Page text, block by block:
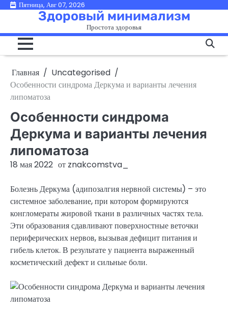
ПерейтиПятница, Авг 07, 2026
Здоровый минимализм
Простота здоровья
Главная
Uncategorised
Особенности синдрома Деркума и варианты лечения
липоматоза
Особенности синдрома
Деркума и варианты лечения
липоматоза
18 мая 2022 от znakcomstva_
Болезнь Деркума (адипозалгия нервной системы) – это
системное заболевание, при котором формируются
конгломераты жировой ткани в различных частях тела.
Эти образования сдавливают поверхностные веточки
периферических нервов, вызывая дефицит питания и
гибель клеток. В результате у пациента выраженный
косметический дефект и сильные боли.